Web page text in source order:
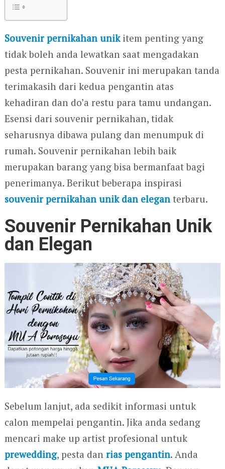
Souvenir pernikahan unikitem penting yang
tidak boleh anda lewatkan saat mengadakan
pesta pernikahan. Souvenir ini merupakan tanda
terimakasih dari kedua pengantin atas
kehadiran dan do’a restu para tamu undangan.
Esensi dari souvenir pernikahan, tidak
seharusnya dibawa pulang dan menumpuk di
rumah. Souvenir pernikahan lebih baik
merupakan barang yang bisa bermanfaat bagi
penerimanya. Berikut beberapa inspirasi
souvenir pernikahan unik dan eleganterbaru.
Souvenir Pernikahan Unik
dan Elegan
Sebelum lanjut, ada sedikit informasi untuk
calon mempelai pengantin. Jika anda sedang
mencari make up artist profesional untuk
prewedding, pesta dan rias pengantin. Anda